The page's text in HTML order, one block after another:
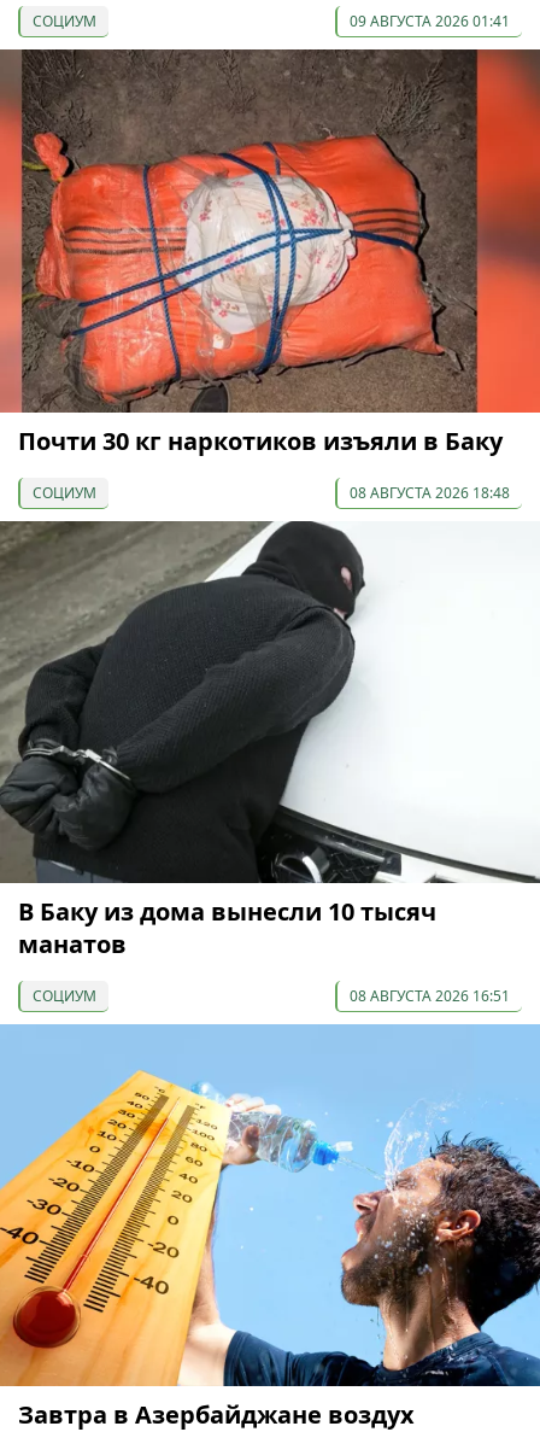
СОЦИУМ 09 АВГУСТА 2026 01:41
Почти 30 кг наркотиков изъяли в Баку
СОЦИУМ 08 АВГУСТА 2026 18:48
В Баку из дома вынесли 10 тысяч
манатов
СОЦИУМ 08 АВГУСТА 2026 16:51
Завтра в Азербайджане воздух